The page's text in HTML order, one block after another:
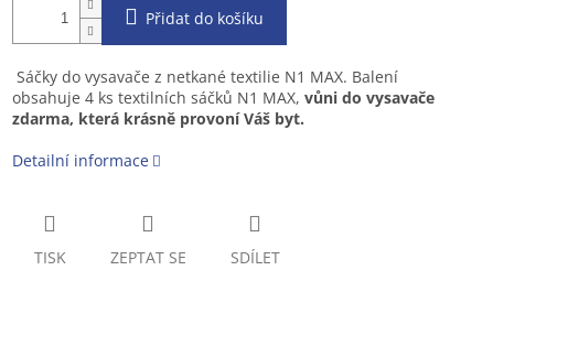
Přidat do košíku
Sáčky do vysavače z netkané textilie N1 MAX. Balení
obsahuje 4 ks textilních sáčků N1 MAX, vůni do vysavače
zdarma, která krásně provoní Váš byt.
Detailní informace
TISK ZEPTAT SE SDÍLET